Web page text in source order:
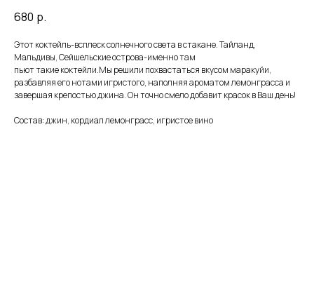
680 р.
Этот коктейль-всплеск солнечного света в стакане. Тайланд,
Мальдивы, Сейшельские острова-именно там
пьют такие коктейли.Мы решили похвастаться вкусом маракуйи,
разбавляя его нотами игристого, наполняя ароматом лемонграсса и
завершая крепостью джина. Он точно смело добавит красок в Ваш день!
Состав: джин, кордиал лемонграсс, игристое вино